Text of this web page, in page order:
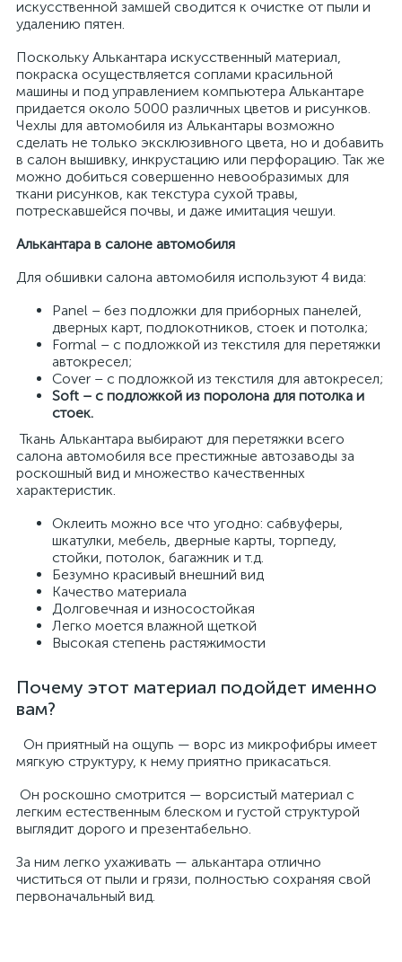
искусственной замшей сводится к очистке от пыли и
удалению пятен.
Поскольку Алькантара искусственный материал,
покраска осуществляется соплами красильной
машины и под управлением компьютера Алькантаре
придается около 5000 различных цветов и рисунков.
Чехлы для автомобиля из Алькантары возможно
сделать не только эксклюзивного цвета, но и добавить
в салон вышивку, инкрустацию или перфорацию. Так же
можно добиться совершенно невообразимых для
ткани рисунков, как текстура сухой травы,
потрескавшейся почвы, и даже имитация чешуи.
Алькантара в салоне автомобиля
Для обшивки салона автомобиля используют 4 вида:
Panel – без подложки для приборных панелей,
дверных карт, подлокотников, стоек и потолка;
Formal – с подложкой из текстиля для перетяжки
автокресел;
Cover – с подложкой из текстиля для автокресел;
Soft – с подложкой из поролона для потолка и
стоек.
Ткань Алькантара выбирают для перетяжки всего
салона автомобиля все престижные автозаводы за
роскошный вид и множество качественных
характеристик.
Оклеить можно все что угодно: сабвуферы,
шкатулки, мебель, дверные карты, торпеду,
стойки, потолок, багажник и т.д.
Безумно красивый внешний вид
Качество материала
Долговечная и износостойкая
Легко моется влажной щеткой
Высокая степень растяжимости
Почему этот материал подойдет именно
вам?
Он приятный на ощупь — ворс из микрофибры имеет
мягкую структуру, к нему приятно прикасаться.
Он роскошно смотрится — ворсистый материал с
легким естественным блеском и густой структурой
выглядит дорого и презентабельно.
За ним легко ухаживать — алькантара отлично
чиститься от пыли и грязи, полностью сохраняя свой
первоначальный вид.